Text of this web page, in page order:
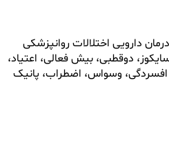
درمان دارویی اختلالات روانپزشکی
دوقطبی، بیش فعالی، اعتیاد،
افسردگی، وسواس، اضطراب، پانیک